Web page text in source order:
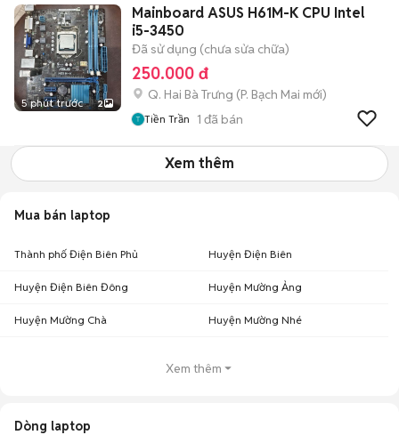
5 phút trước 2
Mainboard ASUS H61M-K CPU Intel
i5-3450
Đã sử dụng (chưa sửa chữa)
250.000 đ
Q. Hai Bà Trưng (P. Bạch Mai mới)
Tiền Trần 1 đã bán
Xem thêm
Mua bán laptop
Thành phố Điện Biên Phủ Huyện Điện Biên
Huyện Điện Biên Đông Huyện Mường Ảng
Huyện Mường Chà Huyện Mường Nhé
Xem thêm
Dòng laptop